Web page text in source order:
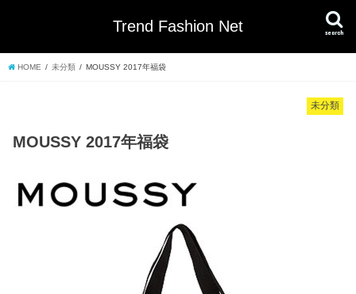
Trend Fashion Net search
HOME 未分類 MOUSSY 2017年福袋
未分類
MOUSSY 2017年福袋